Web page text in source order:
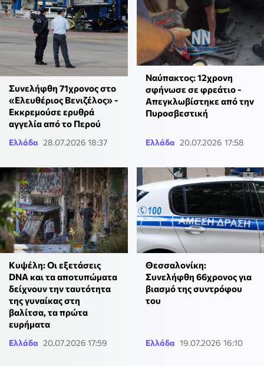
Συνελήφθη 71χρονος στο
«Ελευθέριος Βενιζέλος» -
Εκκρεμούσε ερυθρά
αγγελία από το Περού
Ελλάδα 28.07.2026 18:37
Ναύπακτος: 12χρονη
σφήνωσε σε φρεάτιο -
Απεγκλωβίστηκε από την
Πυροσβεστική
Ελλάδα 20.07.2026 17:58
Κυψέλη: Οι εξετάσεις
DNA και τα αποτυπώματα
δείχνουν την ταυτότητα
της γυναίκας στη
βαλίτσα, τα πρώτα
ευρήματα
Ελλάδα 20.07.2026 17:59
Θεσσαλονίκη:
Συνελήφθη 66χρονος για
βιασμό της συντρόφου
του
Ελλάδα 19.07.2026 16:10